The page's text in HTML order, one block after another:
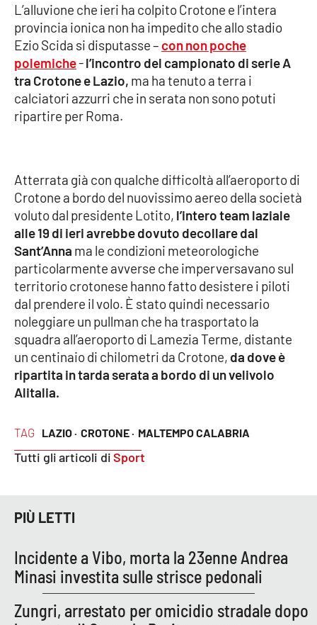
Meteo
Editoriali
VIDEO
Cultura
Economia e Lavoro
Politica
Sanità
Società
Sport
RUBRICHE
Parchi Marini Calabria
Imprese Di Calabria
Le perfidie di Antonella Grippo
TAG LAZIO · CROTONE · MALTEMPO CALABRIA
Tutti gli articoli diSport
L’alluvione che ieri ha colpito Crotone e l’intera
provincia ionica non ha impedito che allo stadio
Ezio Scida si disputasse – con non poche
polemiche-l’incontro del campionato di serie A
tra Crotone e Lazio, ma ha tenuto a terra i
calciatori azzurri che in serata non sono potuti
ripartire per Roma.
Atterrata già con qualche difficoltà all’aeroporto di
Crotone a bordo del nuovissimo aereo della società
voluto dal presidente Lotito, l’intero team laziale
alle 19 di ieri avrebbe dovuto decollare dal
Sant’Anna ma le condizioni meteorologiche
particolarmente avverse che imperversavano sul
territorio crotonese hanno fatto desistere i piloti
dal prendere il volo. È stato quindi necessario
noleggiare un pullman che ha trasportato la
squadra all’aeroporto di Lamezia Terme, distante
un centinaio di chilometri da Crotone, da dove è
ripartita in tarda serata a bordo di un velivolo
Alitalia.
PIÙ LETTI
Incidente a Vibo, morta la 23enne Andrea
Minasi investita sulle strisce pedonali
Zungri, arrestato per omicidio stradale dopo